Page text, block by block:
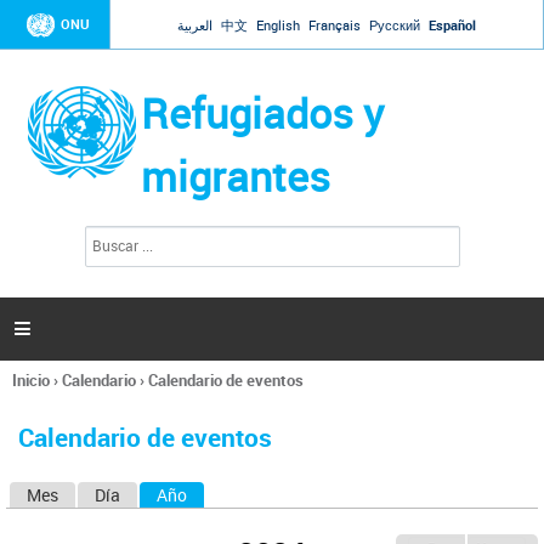
Jump to navigation
ONU العربية 中文 English Français Русский Español
Refugiados y
migrantes
l
s

Se
usted
Inicio›Calendario›Calendario de eventos
Calendario de eventos
Mes Día Año